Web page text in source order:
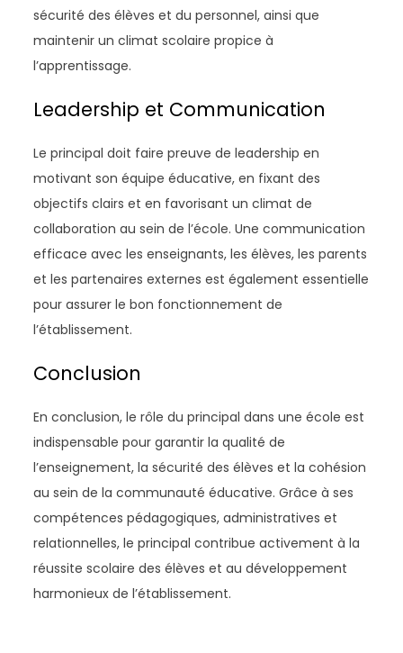
sécurité des élèves et du personnel, ainsi que
maintenir un climat scolaire propice à
l’apprentissage.
Leadership et Communication
Le principal doit faire preuve de leadership en
motivant son équipe éducative, en fixant des
objectifs clairs et en favorisant un climat de
collaboration au sein de l’école. Une communication
efficace avec les enseignants, les élèves, les parents
et les partenaires externes est également essentielle
pour assurer le bon fonctionnement de
l’établissement.
Conclusion
En conclusion, le rôle du principal dans une école est
indispensable pour garantir la qualité de
l’enseignement, la sécurité des élèves et la cohésion
au sein de la communauté éducative. Grâce à ses
compétences pédagogiques, administratives et
relationnelles, le principal contribue activement à la
réussite scolaire des élèves et au développement
harmonieux de l’établissement.